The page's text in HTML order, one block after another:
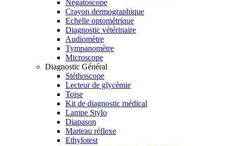
Négatoscope
Crayon dermographique
Echelle optométrique
Diagnostic vétérinaire
Audiomètre
Tympanomètre
Microscope
Diagnostic Général
Stéthoscope
Lecteur de glycémie
Toise
Kit de diagnostic médical
Lampe Stylo
Diapason
Marteau réflexe
Ethylotest